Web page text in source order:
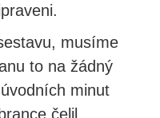
musíme
to na žádný
minut
čelil